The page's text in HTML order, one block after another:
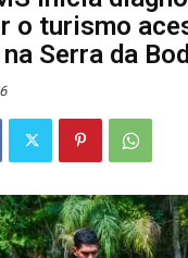
o turismo
Serra da